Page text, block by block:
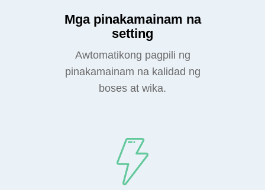
Mga pinakamainam na
setting
Awtomatikong pagpili ng
pinakamainam na kalidad ng
boses at wika.